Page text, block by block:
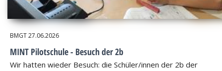
BMGT27.06.2026
MINT Pilotschule - Besuch der 2b
Wir hatten wieder Besuch: die Schüler/innen der 2b der